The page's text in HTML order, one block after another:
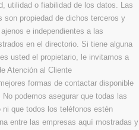
utilidad o fiabilidad de los datos. Las
propiedad de dichos terceros y
e independientes a las
en el directorio. Si tiene alguna
usted el propietario, le invitamos a
Atención al Cliente
formas de contactar disponible
podemos asegurar que todas las
que todos los teléfonos estén
entre las empresas aquí mostradas y